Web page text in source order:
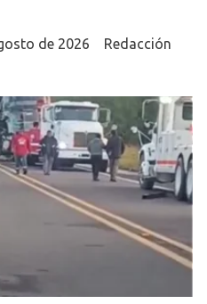
Redacción
de 2026